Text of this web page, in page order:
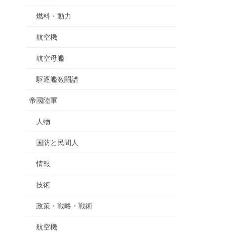
燃料・動力
航空機
航空母艦
駆逐艦激闘譜
帝國陸軍
人物
国防と民間人
情報
技術
政策・戦略・戦術
航空機